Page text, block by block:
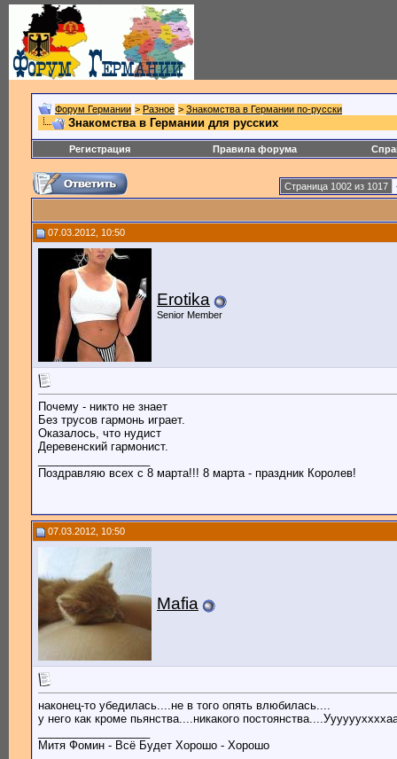
Форум Германии > Разное > Знакомства в Германии по-русски
Знакомства в Германии для русских
Регистрация Правила форума
Страница 1002 из 1017
07.03.2012, 10:50
Erotika
Senior Member
Почему - никто не знает
Без трусов гармонь играет.
Оказалось, что нудист
Деревенский гармонист.
Поздравляю всех с 8 марта!!! 8 марта - праздник Королев!
07.03.2012, 10:50
Mafia
наконец-то убедилась....не в того опять влюбилась....
у него как кроме пьянства....никакого
Митя Фомин - Всё Будет Хорошо - Хорошо